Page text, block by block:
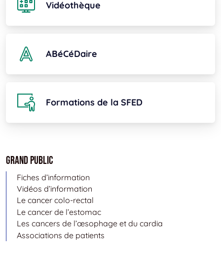
Vidéothèque
ABéCéDaire
Formations de la SFED
Grand public
Fiches d’information
Vidéos d’information
Le cancer colo-rectal
Le cancer de l’estomac
Les cancers de l’œsophage et du cardia
Associations de patients